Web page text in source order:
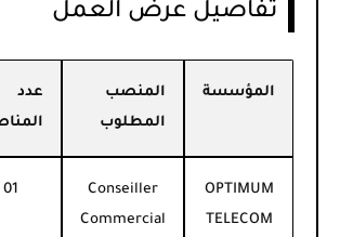
تفاصيل عرض العمل
المؤسسة
المنصب
المطلوب
عدد
OPTIMUM
TELECOM
Conseiller
Commercial
01